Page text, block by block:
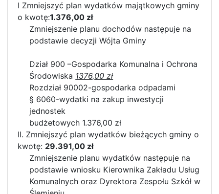
I Zmniejszyć plan wydatków majątkowych gminy
o kwotę:1.376,00 zł
Zmniejszenie planu dochodów następuje na
podstawie decyzji Wójta Gminy
Dział 900 –Gospodarka Komunalna i Ochrona
Środowiska 1376,00 zł
Rozdział 90002-gospodarka odpadami
§ 6060-wydatki na zakup inwestycji
jednostek
budżetowych 1.376,00 zł
II. Zmniejszyć plan wydatków bieżących gminy o
kwotę: 29.391,00 zł
Zmniejszenie planu wydatków następuje na
podstawie wniosku Kierownika Zakładu Usług
Komunalnych oraz Dyrektora Zespołu Szkół w